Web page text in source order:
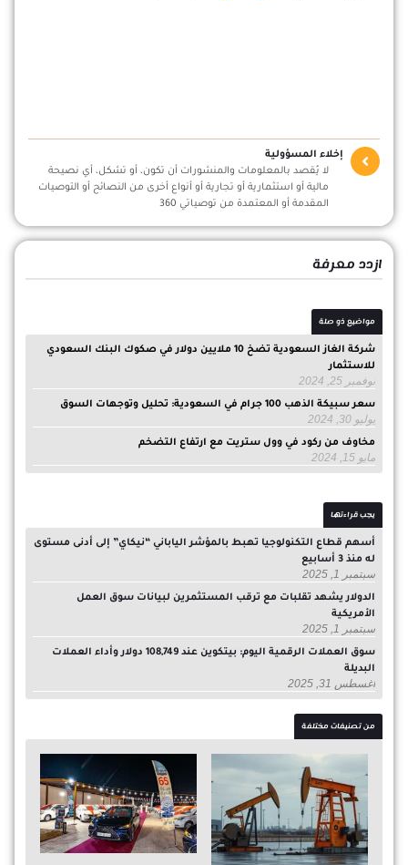
إخلاء المسؤولية
لا يُقصد بالمعلومات والمنشورات أن تكون، أو تشكل، أي نصيحة
مالية أو استثمارية أو تجارية أو أنواع أخرى من النصائح أو التوصيات
المقدمة أو المعتمدة من توصياتي 360
ازدد معرفة
مواضيع ذو صلة
شركة الغاز السعودية تضخ 10 ملايين دولار في صكوك البنك السعودي
للاستثمار
نوفمبر 25, 2024
سعر سبيكة الذهب 100 جرام في السعودية: تحليل وتوجهات السوق
يوليو 30, 2024
مخاوف من ركود في وول ستريت مع ارتفاع التضخم
مايو 15, 2024
يجب قراءتها
أسهم قطاع التكنولوجيا تهبط بالمؤشر الياباني “نيكاي” إلى أدنى مستوى
له منذ 3 أسابيع
سبتمبر 1, 2025
الدولار يشهد تقلبات مع ترقب المستثمرين لبيانات سوق العمل
الأمريكية
سبتمبر 1, 2025
سوق العملات الرقمية اليوم: بيتكوين عند 108,749 دولار وأداء العملات
البديلة
أغسطس 31, 2025
من تصنيفات مختلفة